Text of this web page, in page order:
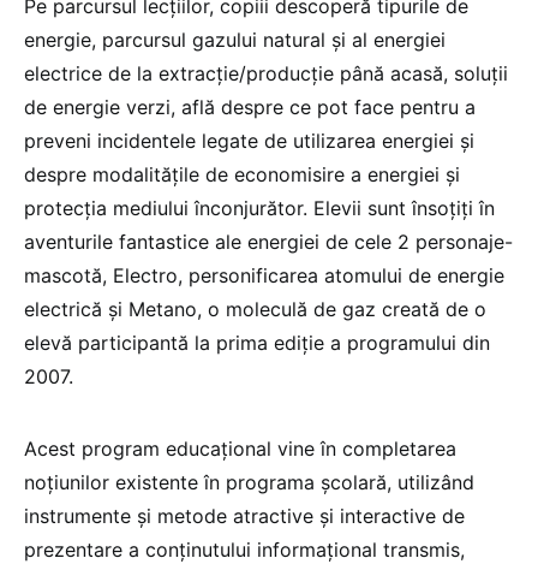
Pe parcursul lecțiilor, copiii descoperă tipurile de
energie, parcursul gazului natural și al energiei
electrice de la extracție/producție până acasă, soluții
de energie verzi, află despre ce pot face pentru a
preveni incidentele legate de utilizarea energiei și
despre modalitățile de economisire a energiei și
protecția mediului înconjurător. Elevii sunt însoțiți în
aventurile fantastice ale energiei de cele 2 personaje-
mascotă, Electro, personificarea atomului de energie
electrică și Metano, o moleculă de gaz creată de o
elevă participantă la prima ediție a programului din
2007.
Acest program educațional vine în completarea
noțiunilor existente în programa școlară, utilizând
instrumente și metode atractive și interactive de
prezentare a conținutului informațional transmis,